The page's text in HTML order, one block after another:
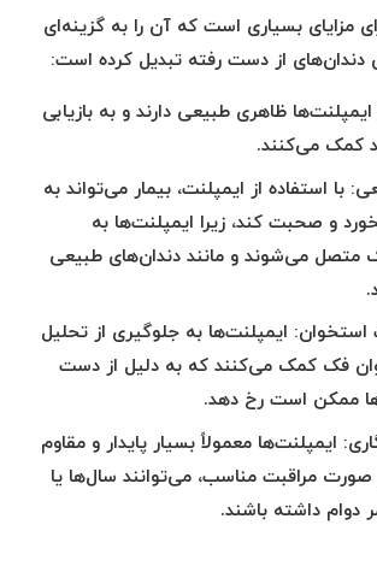
مزایای بسیاری است که آن را به گزینه‌ای
دندان‌های از دست رفته تبدیل کرده است:
ایمپلنت‌ها ظاهری طبیعی دارند و به بازیابی
کمک می‌کنند.
: با استفاده از ایمپلنت، بیمار می‌تواند به
و صحبت کند، زیرا ایمپلنت‌ها به
متصل می‌شوند و مانند دندان‌های طبیعی
: ایمپلنت‌ها به جلوگیری از تحلیل
فک کمک می‌کنند که به دلیل از دست
ممکن است رخ دهد.
: ایمپلنت‌ها معمولاً بسیار پایدار و مقاوم
مراقبت مناسب، می‌توانند سال‌ها یا
داشته باشند.